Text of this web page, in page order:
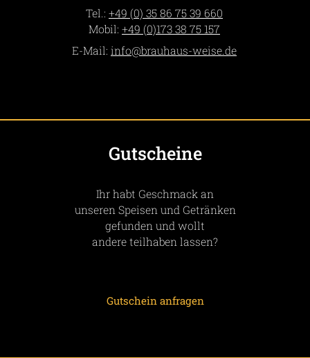
Tel.: +49 (0) 35 86 75 39 660
Mobil: +49 (0)173 38 75 157
E-Mail: info­@­brauhaus-weise­.­de
Gutscheine
Ihr habt Geschmack an
unseren Speisen und Getränken
gefunden und wollt
andere teilhaben lassen?
Gutschein anfragen